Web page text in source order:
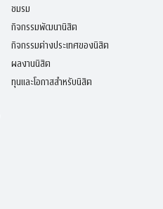
ชมรม
กิจกรรมพัฒนานิสิต
กิจกรรมต่างประเทศของนิสิต
ผลงานนิสิต
ทุนและโอกาสสำหรับนิสิต